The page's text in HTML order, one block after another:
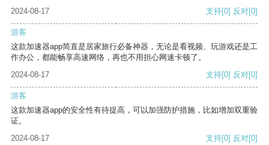
2024-08-17
支持[0] 反对[0]
游客
这款加速器app简直是居家旅行必备神器，无论是看视频、玩游戏还是工
作办公，都能畅享高速网络，再也不用担心网速卡顿了。
2024-08-17
支持[0] 反对[0]
游客
这款加速器app的安全性有待提高，可以加强防护措施，比如增加双重验
证。
2024-08-17
支持[0] 反对[0]